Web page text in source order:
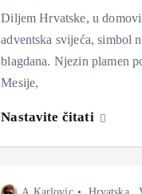
Diljem Hrvatske, u
adventska svijeća, simbol
blagdana. Njezin plamen
Mesije,
Nastavite čitati